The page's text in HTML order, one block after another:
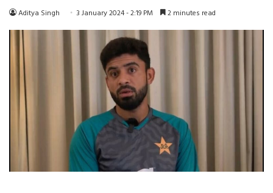
Aditya Singh 3 January 2024 - 2:19 PM 2 minutes read